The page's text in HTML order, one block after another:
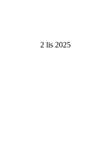
2 lis 2025